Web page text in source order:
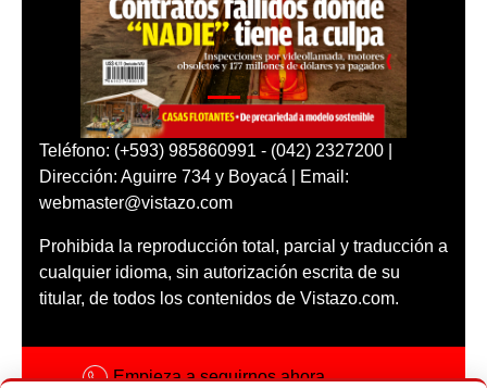
Teléfono: (+593) 985860991 - (042) 2327200 |
Dirección: Aguirre 734 y Boyacá | Email:
webmaster@vistazo.com
Prohibida la reproducción total, parcial y traducción a
cualquier idioma, sin autorización escrita de su
titular, de todos los contenidos de Vistazo.com.
Empieza a seguirnos ahora